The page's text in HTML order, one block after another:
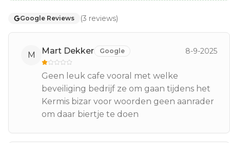
Google Reviews (3 reviews)
M Mart Dekker Google 8-9-2025
Geen leuk cafe vooral met welke
beveiliging bedrijf ze om gaan tijdens het
Kermis bizar voor woorden geen aanrader
om daar biertje te doen